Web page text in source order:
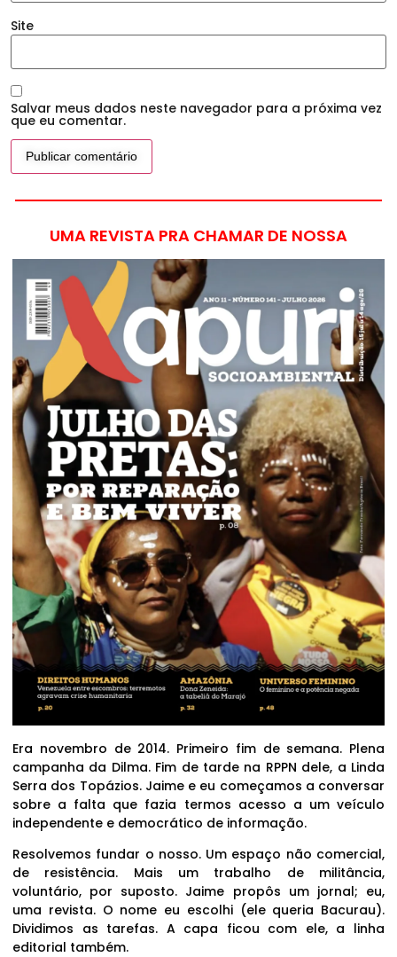
Site
Salvar meus dados neste navegador para a próxima vez
que eu comentar.
UMA REVISTA PRA CHAMAR DE NOSSA
Era novembro de 2014. Primeiro fim de semana. Plena
campanha da Dilma. Fim de tarde na RPPN dele, a Linda
Serra dos Topázios. Jaime e eu começamos a conversar
sobre a falta que fazia termos acesso a um veículo
independente e democrático de informação.
Resolvemos fundar o nosso. Um espaço não comercial,
de resistência. Mais um trabalho de militância,
voluntário, por suposto. Jaime propôs um jornal; eu,
uma revista. O nome eu escolhi (ele queria Bacurau).
Dividimos as tarefas. A capa ficou com ele, a linha
editorial também.